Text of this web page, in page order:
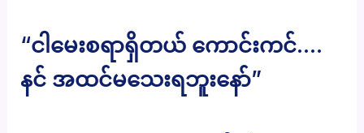
“ငါမေးစရာရှိတယ် ကောင်းကင်….
နင် အထင်မသေးရဘူးနော်”